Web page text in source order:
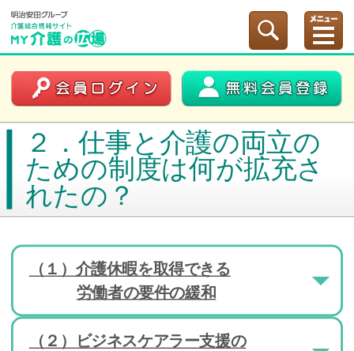
２．仕事と介護の両立の
ための制度は何が拡充さ
れたの？
（１）介護休暇を取得できる
労働者の要件の緩和
（２）ビジネスケアラー支援の